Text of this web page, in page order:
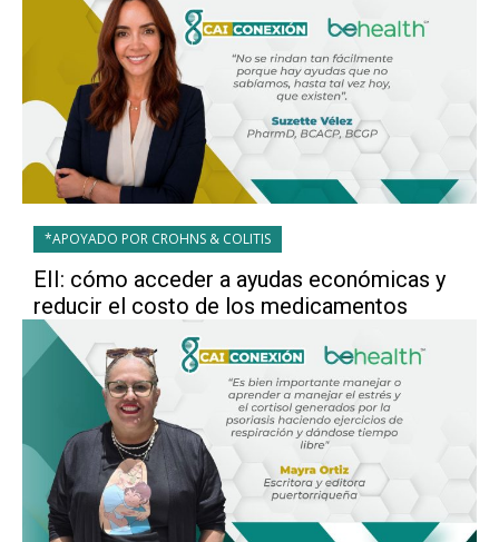
*APOYADO POR CROHNS & COLITIS
EII: cómo acceder a ayudas económicas y
reducir el costo de los medicamentos